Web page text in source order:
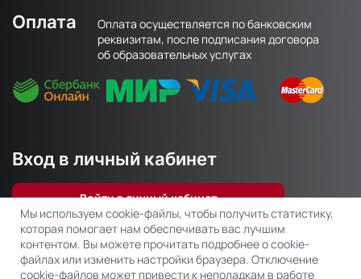
Мы используем cookie-файлы, чтобы получить статистику,
которая помогает нам обеспечивать вас лучшим
контентом. Вы можете прочитать подробнее о cookie-
файлах или изменить настройки браузера. Отключение
cookie-файлов может привести к неполадкам в работе
Оплата
Оплата осуществляется по банковским
реквизитам, после подписания договора
об образовательных услугах
Вход в личный кабинет
Войти в личный кабинет
Copyright © АНО ДПО «Столичный Корпоративный Университет»